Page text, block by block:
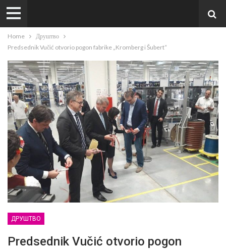
Home
Друштво
Predsednik Vučić otvorio pogon fabrike „Kromberg i Šubert“
ДРУШТВО
Predsednik Vučić otvorio pogon